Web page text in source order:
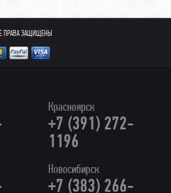
ПРАВА ЗАЩИЩЕНЫ
Красноярск
+7 (391) 272-
1196
Новосибирск
+7 (383) 266-